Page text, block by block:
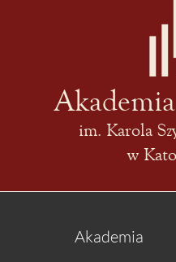
im. Karola
w
Akademia